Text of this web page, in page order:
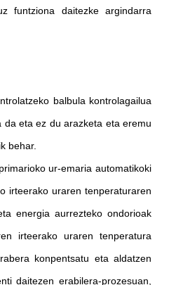
funtziona daitezke argindarra
balbula kontrolagailua
eta ez du arazketa eta eremu
behar.
ur-emaria automatikoki
irteerako uraren tenperaturaren
energia aurrezteko ondorioak
irteerako uraren tenperatura
konpentsatu eta aldatzen
daitezen erabilera-prozesuan,